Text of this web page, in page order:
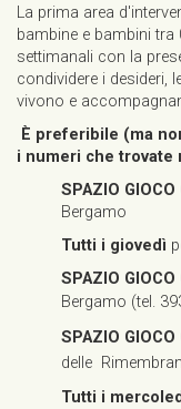
La prima area
bambine e bambini
settimanali con la
condividere i desideri,
vivono e
È preferibile (ma
i numeri che trovate
SPAZIO GIOCO
Bergamo
Tutti i giovedì
SPAZIO GIOCO
Bergamo (tel.
SPAZIO
delle
Tutti i